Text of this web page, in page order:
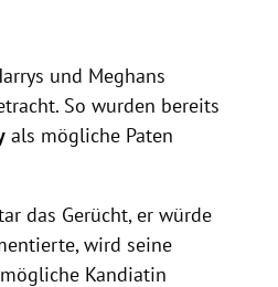
und Meghans
So wurden bereits
als mögliche Paten
das Gerücht, er würde
wird seine
Kandiatin